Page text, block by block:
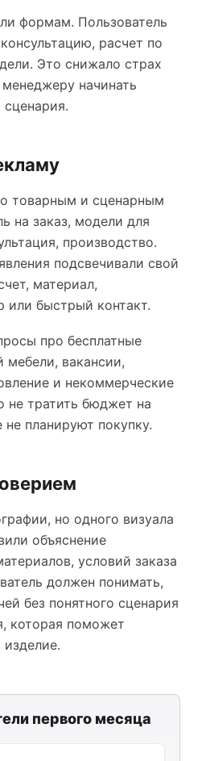
формам. Пользователь
расчет по
Это снижало страх
начинать
сценария.
товарным и сценарным
на заказ, модели для
производство.
подсвечивали свой
материал,
или быстрый контакт.
про бесплатные
мебели, вакансии,
и некоммерческие
не тратить бюджет на
не планируют покупку.
но одного визуала
объяснение
условий заказа
должен понимать,
без понятного сценария
которая поможет
изделие.
первого месяца